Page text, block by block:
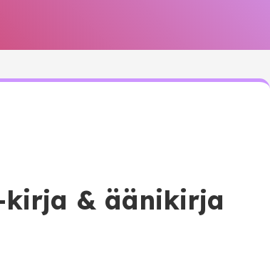
kirja & äänikirja